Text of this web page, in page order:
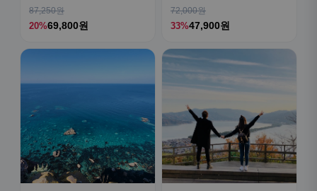
87,250원
20%69,800원
72,000원
33%47,900원